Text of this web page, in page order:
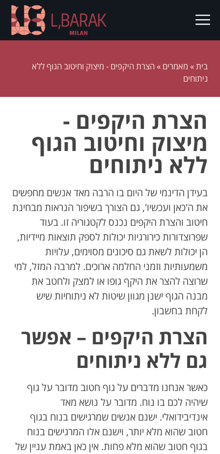
בית» מאמרים »הצרת היקפים - מיצוק וחיטוב הגוף ללא
ניתוחים
הצרת היקפים -
מיצוק וחיטוב הגוף
ללא ניתוחים
בעידן הדינמי של היום בו הרבה מאד אנשים מחפשים
את ה'כאן ועכשיו', גם הצורך בשיפור הנראות מבחינת
חיטוב והצרת היקפים נכנס לקטגוריה זו. בעוד
שפרוצדורות כירורגיות יכולות לספק תוצאות מיידיות,
הן יכולות לשאת גם סיכונים מסוימים, עלויות
משמעותיות וזמני החלמה ארוכים. למרבה המזל, למי
שרוצה להצר את היקף גופו או למצק ולחטב את
מבנה הגוף ישנן מגוון שיטות לא ניתוחיות שיש
לקחת בחשבון.
הצרת היקפים – אפשר
גם ללא ניתוחים
כאשר אנחנו מדברים על גוף חטוב מדובר על גוף
שיהיה לכם בו נוח. מדובר על נושא מאד
אינדיבידואלי. ישנם אנשים שמרגישים בנוח בגוף
חטוב שהוא מלא יותר, וישנם אלו המרגישים בנוח
בגוף חטוב שהוא מלא פחות. אין כאן באמת עניין של